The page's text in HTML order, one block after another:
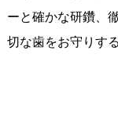
ーと確かな研鑽、
切な歯をお守りす